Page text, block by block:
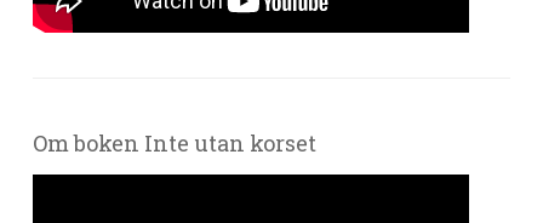
Om boken Inte utan korset